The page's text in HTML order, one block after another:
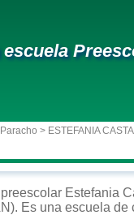
escuela
> ESTEFANIA
preescolar Estefania
. Es una escuela de